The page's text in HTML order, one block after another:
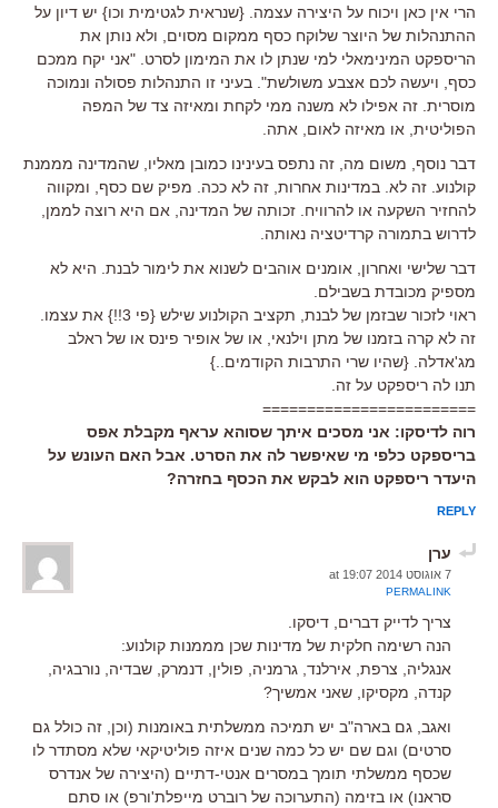
הרי אין כאן ויכוח על היצירה עצמה. {שנראית לגטימית וכו} יש דיון על
ההתנהלות של היוצר שלוקח כסף ממקום מסוים, ולא נותן את
הריספקט המינימאלי למי שנתן לו את המימון לסרט. "אני יקח ממכם
כסף, ויעשה לכם אצבע משולשת". בעיני זו התנהלות פסולה ונמוכה
מוסרית. זה אפילו לא משנה ממי לקחת ומאיזה צד של המפה
הפוליטית, או מאיזה לאום, אתה.
דבר נוסף, משום מה, זה נתפס בעינינו כמובן מאליו, שהמדינה מממנת
קולנוע. זה לא. במדינות אחרות, זה לא ככה. מפיק שם כסף, ומקווה
להחזיר השקעה או להרוויח. זכותה של המדינה, אם היא רוצה לממן,
לדרוש בתמורה קרדיטציה נאותה.
דבר שלישי ואחרון, אומנים אוהבים לשנוא את לימור לבנת. היא לא
מספיק מכובדת בשבילם.
ראוי לזכור שבזמן של לבנת, תקציב הקולנוע שילש {פי 3!!} את עצמו.
זה לא קרה בזמנו של מתן וילנאי, או של אופיר פינס או של ראלב
מג'אדלה. {שהיו שרי התרבות הקודמים..}
תנו לה ריספקט על זה.
========================
רוה לדיסקו: אני מסכים איתך שסוהא עראף מקבלת אפס
בריספקט כלפי מי שאיפשר לה את הסרט. אבל האם העונש על
היעדר ריספקט הוא לבקש את הכסף בחזרה?
REPLY
ערן
7 אוגוסט 2014 at 19:07
PERMALINK
צריך לדייק דברים, דיסקו.
הנה רשימה חלקית של מדינות שכן מממנות קולנוע:
אנגליה, צרפת, אירלנד, גרמניה, פולין, דנמרק, שבדיה, נורבגיה,
קנדה, מקסיקו, שאני אמשיך?
ואגב, גם בארה"ב יש תמיכה ממשלתית באומנות (וכן, זה כולל גם
סרטים) וגם שם יש כל כמה שנים איזה פוליטיקאי שלא מסתדר לו
שכסף ממשלתי תומך במסרים אנטי-דתיים (היצירה של אנדרס
סראנו) או בזימה (התערוכה של רוברט מייפלת'ורפ) או סתם